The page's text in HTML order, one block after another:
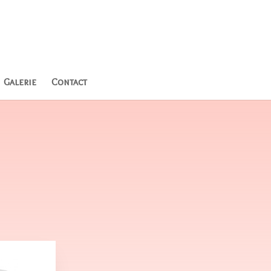
Galerie Contact